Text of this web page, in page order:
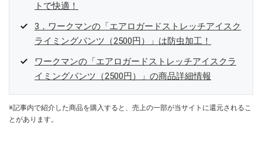
トで快適！
3．ワークマンの「エアロガードストレッチアイスク
ライミングパンツ（2500円）」は防虫加工！
ワークマンの「エアロガードストレッチアイスクラ
イミングパンツ（2500円）」の商品詳細情報
※記事内で紹介した商品を購入すると、売上の一部が当サイトに還元されるこ
とがあります。